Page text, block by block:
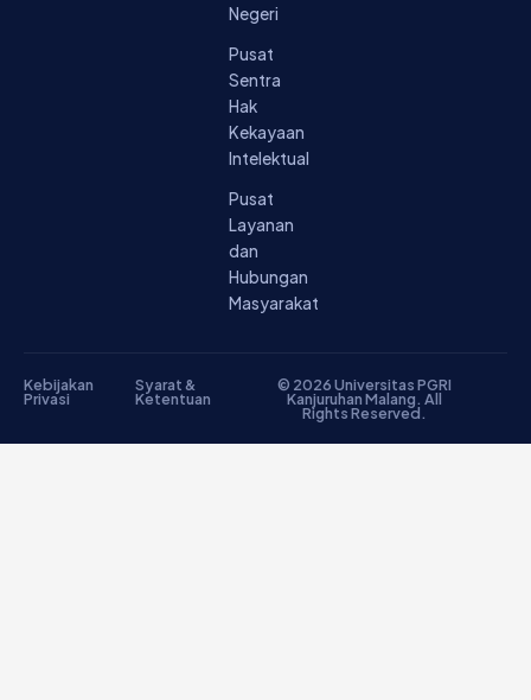
Negeri
Pusat
Sentra
Hak
Kekayaan
Intelektual
Pusat
Layanan
dan
Hubungan
Masyarakat
© 2026 Universitas PGRI
Kanjuruhan Malang. All
Rights Reserved.
Kebijakan
Privasi
Syarat &
Ketentuan